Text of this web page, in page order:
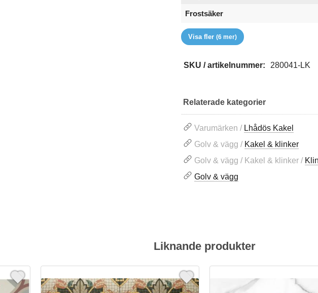
Frostsäker
Sättyta
Serie
Tål Golvvärme
Typ
Varumärke
Yta
Visa fler(6 mer)
SKU / artikelnummer: 280041-LK
Relaterade kategorier
Varumärken / Lhådös Kakel
Golv & vägg / Kakel & klinker
Golv & vägg / Kakel & klinker /
Golv & vägg
Liknande produkter